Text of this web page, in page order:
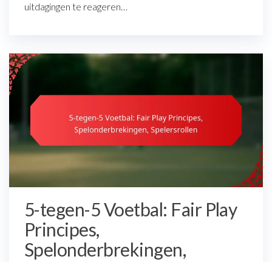
uitdagingen te reageren…
5-tegen-5 Voetbal: Fair Play
Principes,
Spelonderbrekingen,